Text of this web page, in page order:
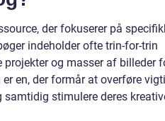
der fokuserer på
indeholder ofte trin-for-trin
projekter og masser af billeder
en, der formår at overføre
stimulere deres